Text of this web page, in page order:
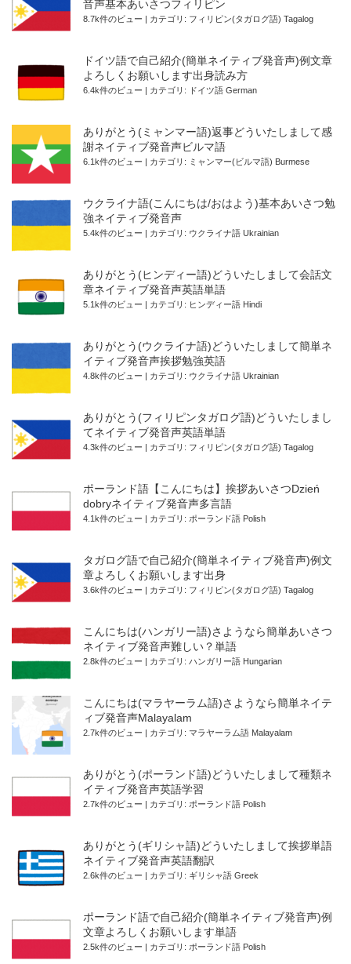
音声基本あいさつフィリピン
8.7k件のビュー カテゴリ: フィリピン(タガログ語) Tagalog
ドイツ語で自己紹介(簡単ネイティブ発音声)例文章
よろしくお願いします出身読み方
6.4k件のビュー カテゴリ: ドイツ語 German
ありがとう(ミャンマー語)返事どういたしまして感
謝ネイティブ発音声ビルマ語
6.1k件のビュー カテゴリ: ミャンマー(ビルマ語) Burmese
ウクライナ語(こんにちは/おはよう)基本あいさつ勉
強ネイティブ発音声
5.4k件のビュー カテゴリ: ウクライナ語 Ukrainian
ありがとう(ヒンディー語)どういたしまして会話文
章ネイティブ発音声英語単語
5.1k件のビュー カテゴリ: ヒンディー語 Hindi
ありがとう(ウクライナ語)どういたしまして簡単ネ
イティブ発音声挨拶勉強英語
4.8k件のビュー カテゴリ: ウクライナ語 Ukrainian
ありがとう(フィリピンタガログ語)どういたしまし
てネイティブ発音声英語単語
4.3k件のビュー カテゴリ: フィリピン(タガログ語) Tagalog
ポーランド語【こんにちは】挨拶あいさつDzień
dobryネイティブ発音声多言語
4.1k件のビュー カテゴリ: ポーランド語 Polish
タガログ語で自己紹介(簡単ネイティブ発音声)例文
章よろしくお願いします出身
3.6k件のビュー カテゴリ: フィリピン(タガログ語) Tagalog
こんにちは(ハンガリー語)さようなら簡単あいさつ
ネイティブ発音声難しい？単語
2.8k件のビュー カテゴリ: ハンガリー語 Hungarian
こんにちは(マラヤーラム語)さようなら簡単ネイテ
ィブ発音声Malayalam
2.7k件のビュー カテゴリ: マラヤーラム語 Malayalam
ありがとう(ポーランド語)どういたしまして種類ネ
イティブ発音声英語学習
2.7k件のビュー カテゴリ: ポーランド語 Polish
ありがとう(ギリシャ語)どういたしまして挨拶単語
ネイティブ発音声英語翻訳
2.6k件のビュー カテゴリ: ギリシャ語 Greek
ポーランド語で自己紹介(簡単ネイティブ発音声)例
文章よろしくお願いします単語
2.5k件のビュー カテゴリ: ポーランド語 Polish